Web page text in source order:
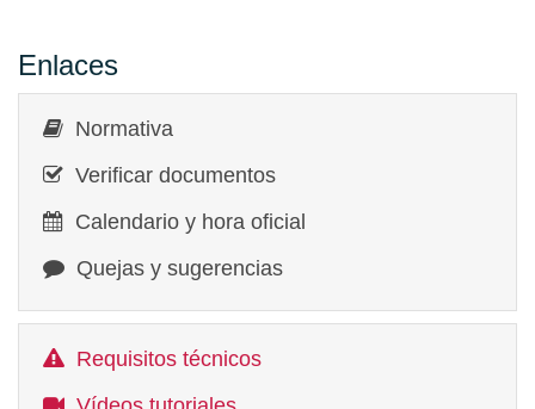
Enlaces
Normativa
Verificar documentos
Calendario y hora oficial
Quejas y sugerencias
Requisitos técnicos